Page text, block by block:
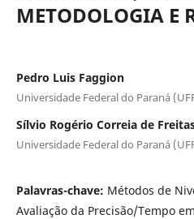
METODOLOGIA E
Pedro Luis Faggion
Universidade Federal do Paraná
Sílvio Rogério Correia de
Universidade Federal do Paraná
Palavras-chave: Métodos de
Avaliação da Precisão/Tempo